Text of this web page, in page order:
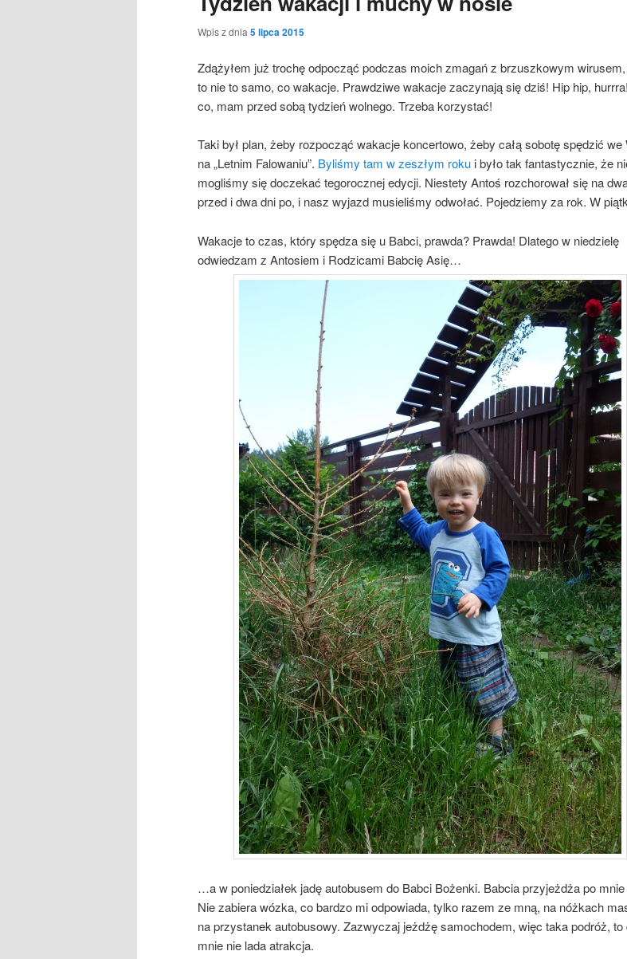
Wpis z dnia 5 lipca 2015
Zdążyłem już trochę odpocząć podczas moich zmagań z brzuszkowym wirusem,
to nie to samo, co wakacje. Prawdziwe wakacje zaczynają się dziś! Hip hip,
co, mam przed sobą tydzień wolnego. Trzeba korzystać!
Taki był plan, żeby rozpocząć wakacje koncertowo, żeby całą sobotę spędzić we
na „Letnim Falowaniu”. Byliśmy tam w zeszłym roku i było tak fantastycznie, że
mogliśmy się doczekać tegorocznej edycji. Niestety Antoś rozchorował się na
przed i dwa dni po, i nasz wyjazd musieliśmy odwołać. Pojedziemy za rok. W
Wakacje to czas, który spędza się u Babci, prawda? Prawda! Dlatego w niedzielę
odwiedzam z Antosiem i Rodzicami Babcię Asię…
…a w poniedziałek jadę autobusem do Babci Bożenki. Babcia przyjeżdża po mnie
Nie zabiera wózka, co bardzo mi odpowiada, tylko razem ze mną, na nóżkach
na przystanek autobusowy. Zazwyczaj jeżdżę samochodem, więc taka podróż, to
mnie nie lada atrakcja.